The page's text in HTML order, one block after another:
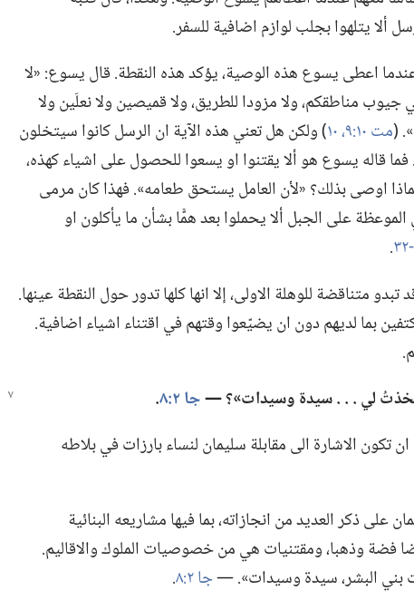
ألا يتلهوا بجلب لوازم اضافية للسفر.‏
اعطى يسوع هذه الوصية،‏ يؤكد هذه النقطة.‏ قال يسوع:‏ «لا
جيوب مناطقكم،‏ ولا مزودا للطريق،‏ ولا قميصين ولا نعلَين ولا
(‏مت ١٠:‏٩،‏ ١٠
‏)‏ ولكن هل تعني هذه الآية ان الرسل كانوا سيتخلون
فما قاله يسوع هو ألا يقتنوا او يسعوا للحصول على اشياء كهذه،‏
اوصى بذلك؟‏ «لأن العامل يستحق طعامه».‏ فهذا كان مرمى
على الجبل ألا يحملوا بعد همًّا بشأن ما يأكلون او
‏.‏
متناقضة للوهلة الاولى،‏ إلا انها كلها تدور حول النقطة عينها.‏
بما لديهم دون ان يضيّعوا وقتهم في اقتناء اشياء اضافية.‏
لي .‏ .‏ .‏ سيدة وسيدات»؟‏ —‏جا ٢:‏٨
‏.‏
تكون الاشارة الى مقابلة سليمان لنساء بارزات في بلاطه
على ذكر العديد من انجازاته،‏ بما فيها مشاريعه البنائية
وذهبا،‏ ومقتنيات هي من خصوصيات الملوك والاقاليم.‏
بني البشر،‏ سيدة وسيدات».‏ —‏جا ٢:‏٨
‏.‏